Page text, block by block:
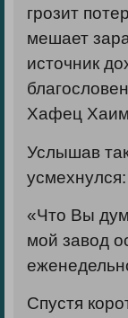
грозит
мешает
источник
Хафец
Услышав
усмехнулся:
«Что Вы
мой завод
Спустя